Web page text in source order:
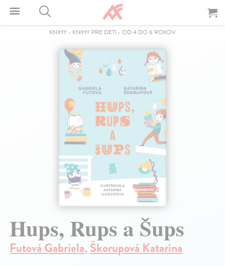
KNIHY - KNIHY PRE DETI - OD 4 DO 6 ROKOV
Hups, Rups a Šups
Futová Gabriela,Škorupová Katarína